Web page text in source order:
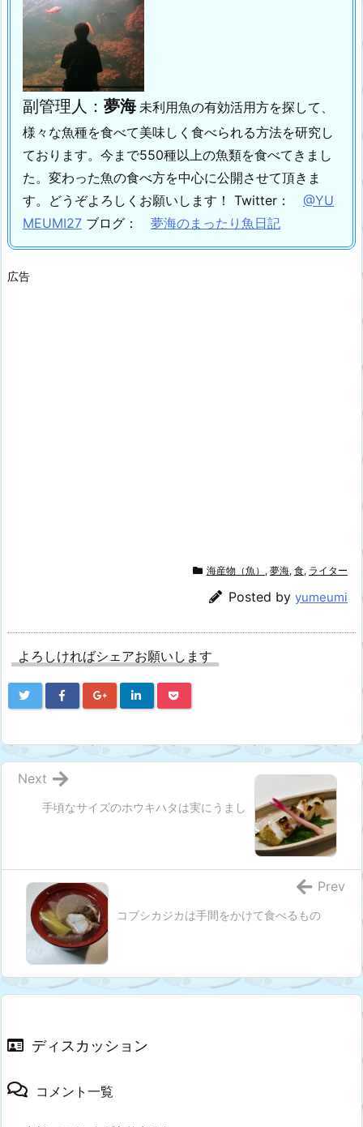
副管理人： 夢海 未利用魚の有効活用方を探して、
様々な魚種を食べて美味しく食べられる方法を研究し
ております。 今まで550種以上の魚類を食べてきまし
た。 変わった魚の食べ方を中心に公開させて頂きま
す。 どうぞよろしくお願いします！ Twitter： @YU
MEUMI27 ブログ： 夢海のまったり魚日記
広告
海産物（魚） , 夢海, 食, ライター
Posted by yumeumi
よろしければシェアお願いします
手頃なサイズのホウキハタは実にうまし
Next
コブシカジカは手間をかけて食べるもの
Prev
ディスカッション
コメント一覧